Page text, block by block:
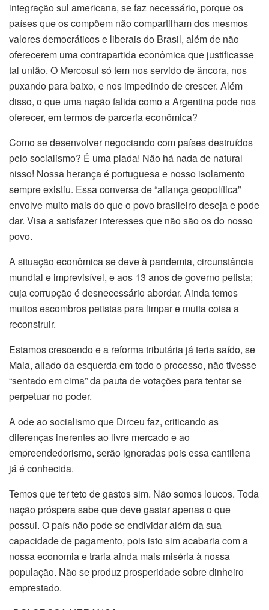
integração sul americana, se faz necessário, porque os
países que os compõem não compartilham dos mesmos
valores democráticos e liberais do Brasil, além de não
oferecerem uma contrapartida econômica que justificasse
tal união. O Mercosul só tem nos servido de âncora, nos
puxando para baixo, e nos impedindo de crescer. Além
disso, o que uma nação falida como a Argentina pode nos
oferecer, em termos de parceria econômica?
Como se desenvolver negociando com países destruídos
pelo socialismo? É uma piada! Não há nada de natural
nisso! Nossa herança é portuguesa e nosso isolamento
sempre existiu. Essa conversa de “aliança geopolítica”
envolve muito mais do que o povo brasileiro deseja e pode
dar. Visa a satisfazer interesses que não são os do nosso
povo.
A situação econômica se deve à pandemia, circunstância
mundial e imprevisível, e aos 13 anos de governo petista;
cuja corrupção é desnecessário abordar. Ainda temos
muitos escombros petistas para limpar e muita coisa a
reconstruir.
Estamos crescendo e a reforma tributária já teria saído, se
Maia, aliado da esquerda em todo o processo, não tivesse
“sentado em cima” da pauta de votações para tentar se
perpetuar no poder.
A ode ao socialismo que Dirceu faz, criticando as
diferenças inerentes ao livre mercado e ao
empreendedorismo, serão ignoradas pois essa cantilena
já é conhecida.
Temos que ter teto de gastos sim. Não somos loucos. Toda
nação próspera sabe que deve gastar apenas o que
possui. O país não pode se endividar além da sua
capacidade de pagamento, pois isto sim acabaria com a
nossa economia e traria ainda mais miséria à nossa
população. Não se produz prosperidade sobre dinheiro
emprestado.